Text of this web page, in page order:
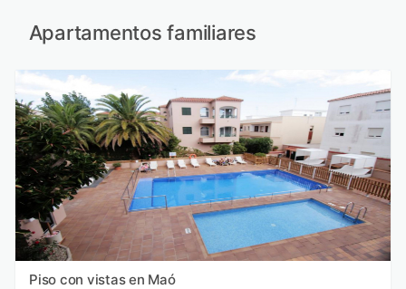
Apartamentos familiares
Piso con vistas en Maó